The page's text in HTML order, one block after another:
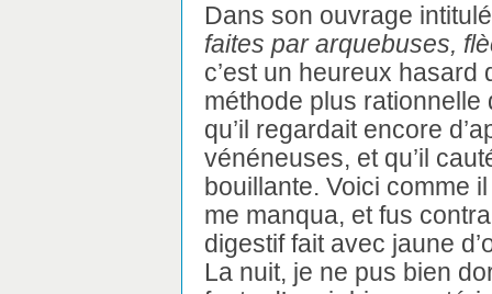
Dans son ouvrage
faites par arquebuses,
c’est un heureux hasard
méthode plus rationnelle
qu’il regardait encore
vénéneuses, et qu’il
bouillante. Voici comme
me manqua, et fus
digestif fait avec jaune
La nuit, je ne pus bien